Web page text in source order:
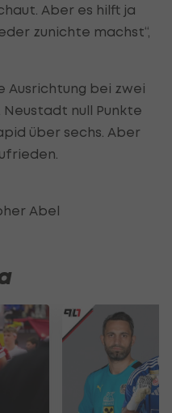
Aber es hilft ja
zunichte machst“,
Ausrichtung bei zwei
Neustadt null Punkte
über sechs. Aber
Abel